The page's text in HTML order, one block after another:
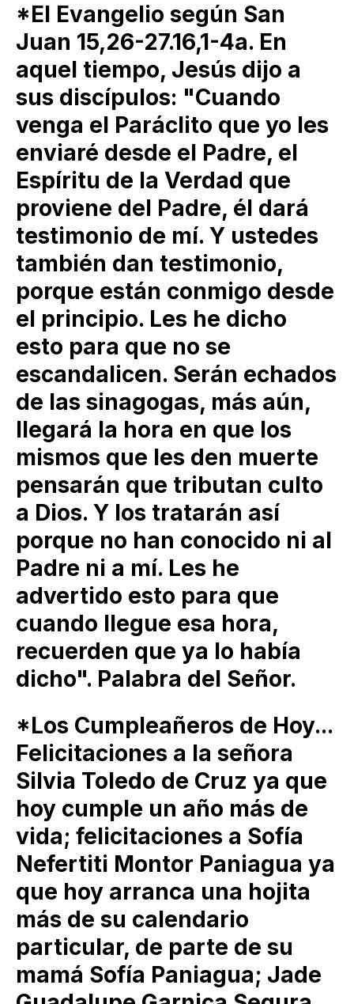
*El Evangelio según San
Juan 15,26-27.16,1-4a. En
aquel tiempo, Jesús dijo a
sus discípulos: "Cuando
venga el Paráclito que yo les
enviaré desde el Padre, el
Espíritu de la Verdad que
proviene del Padre, él dará
testimonio de mí. Y ustedes
también dan testimonio,
porque están conmigo desde
el principio. Les he dicho
esto para que no se
escandalicen. Serán echados
de las sinagogas, más aún,
llegará la hora en que los
mismos que les den muerte
pensarán que tributan culto
a Dios. Y los tratarán así
porque no han conocido ni al
Padre ni a mí. Les he
advertido esto para que
cuando llegue esa hora,
recuerden que ya lo había
dicho". Palabra del Señor.
*Los Cumpleañeros de Hoy...
Felicitaciones a la señora
Silvia Toledo de Cruz ya que
hoy cumple un año más de
vida; felicitaciones a Sofía
Nefertiti Montor Paniagua ya
que hoy arranca una hojita
más de su calendario
particular, de parte de su
mamá Sofía Paniagua; Jade